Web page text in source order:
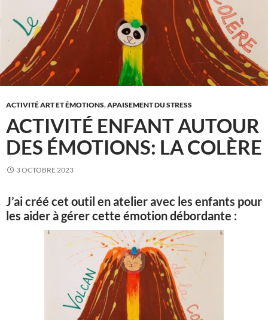
ACTIVITÉ ART ET ÉMOTIONS,APAISEMENT DU STRESS
ACTIVITÉ ENFANT AUTOUR
DES ÉMOTIONS: LA COLÈRE
3 OCTOBRE 2023
J’ai créé cet outil en atelier avec les enfants pour
les aider à gérer cette émotion débordante :